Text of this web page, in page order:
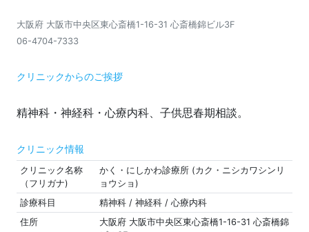
大阪府 大阪市中央区東心斎橋1-16-31 心斎橋錦ビル3F
06-4704-7333
クリニックからのご挨拶
クリニック情報
クリニック名称
（フリガナ)
かく・にしかわ診療所 (カク・ニシカワシンリ
ョウショ)
診療科目
精神科 / 神経科 / 心療内科
住所
大阪府 大阪市中央区東心斎橋1-16-31 心斎橋錦